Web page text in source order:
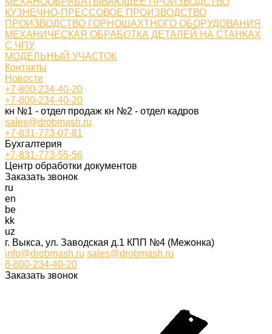
КУЗНЕЧНО-ПРЕССОВОЕ ПРОИЗВОДСТВО
ПРОИЗВОДСТВО ГОРНОШАХТНОГО ОБОРУДОВАНИЯ
МЕХАНИЧЕСКАЯ ОБРАБОТКА ДЕТАЛЕЙ НА СТАНКАХ
С ЧПУ
МОДЕЛЬНЫЙ УЧАСТОК
Контакты
Новости
+7-800-234-40-20
+7-800-234-40-20
кн №1 - отдел продаж кн №2 - отдел кадров
sales@drobmash.ru
+7-831-773-07-81
Бухгалтерия
+7-831-773-55-56
Центр обработки документов
Заказать звонок
ru
en
be
kk
uz
г. Выкса, ул. Заводская д.1 КПП №4 (Межонка)
info@drobmash.ru sales@drobmash.ru
8-800-234-40-20
Заказать звонок